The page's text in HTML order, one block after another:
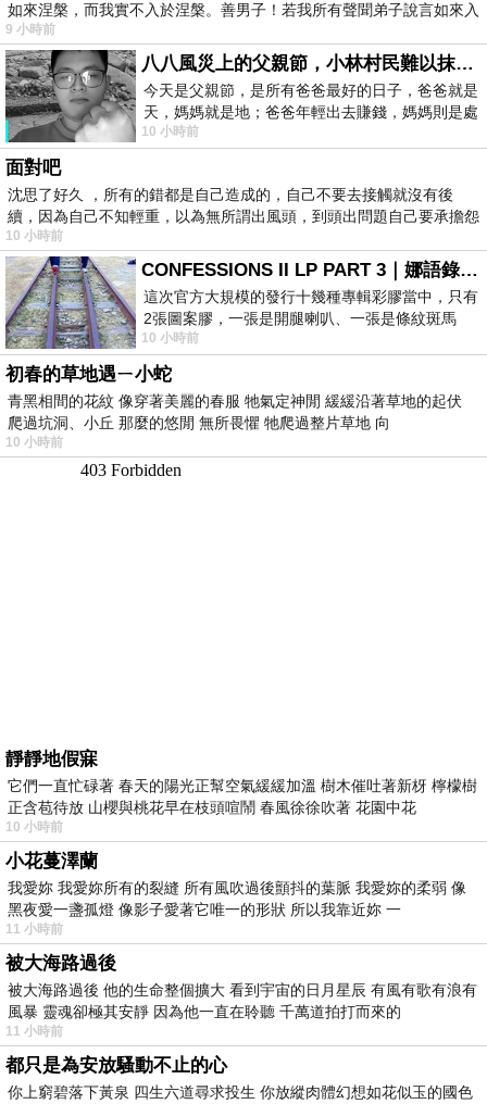
如來涅槃，而我實不入於涅槃。善男子！若我所有聲聞弟子說言如來入
9 小時前
八八風災上的父親節，小林村民難以抹滅的痛
今天是父親節，是所有爸爸最好的日子，爸爸就是
天，媽媽就是地；爸爸年輕出去賺錢，媽媽則是處
理家務，職業不分高低貴賤，只有人品才
10 小時前
面對吧
沈思了好久 ，所有的錯都是自己造成的，自己不要去接觸就沒有後
續，因為自己不知輕重，以為無所謂出風頭，到頭出問題自己要承擔怨
不
10 小時前
CONFESSIONS II LP PART 3｜娜語錄II LP PART 3
這次官方大規模的發行十幾種專輯彩膠當中，只有
2張圖案膠，一張是開腿喇叭、一張是條紋斑馬
版；目前官網上只剩澳洲商店AU STORE
10 小時前
初春的草地遇ㄧ小蛇
青黑相間的花紋 像穿著美麗的春服 牠氣定神閒 緩緩沿著草地的起伏
爬過坑洞、小丘 那麼的悠閒 無所畏懼 牠爬過整片草地 向
10 小時前
靜靜地假寐
它們一直忙碌著 春天的陽光正幫空氣緩緩加溫 樹木催吐著新枒 檸檬樹
正含苞待放 山櫻與桃花早在枝頭喧鬧 春風徐徐吹著 花園中花
10 小時前
小花蔓澤蘭
我愛妳 我愛妳所有的裂縫 所有風吹過後顫抖的葉脈 我愛妳的柔弱 像
黑夜愛一盞孤燈 像影子愛著它唯一的形狀 所以我靠近妳 一
11 小時前
被大海路過後
被大海路過後 他的生命整個擴大 看到宇宙的日月星辰 有風有歌有浪有
風暴 靈魂卻極其安靜 因為他一直在聆聽 千萬道拍打而來的
11 小時前
都只是為安放騷動不止的心
你上窮碧落下黃泉 四生六道尋求投生 你放縱肉體幻想如花似玉的國色